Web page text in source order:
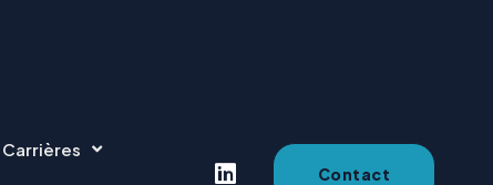
Carrières
Contact